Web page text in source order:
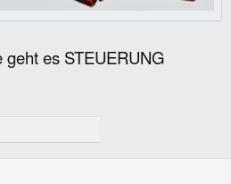
es STEUERUNG